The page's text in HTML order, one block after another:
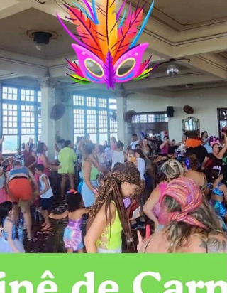
Tarde Dançante - 27/03
Prepare-se para mais uma edição da
Tarde Dançante no Monte Serrat —
uma tarde deliciosa de música, dança,
alegria e aquela vista incrível da cidade
lá do alto!